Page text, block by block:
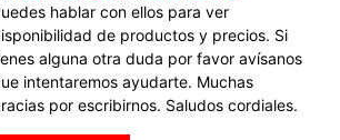
hablar con ellos para ver
de productos y precios. Si
alguna otra duda por favor avísanos
intentaremos ayudarte. Muchas
por escribirnos. Saludos cordiales.